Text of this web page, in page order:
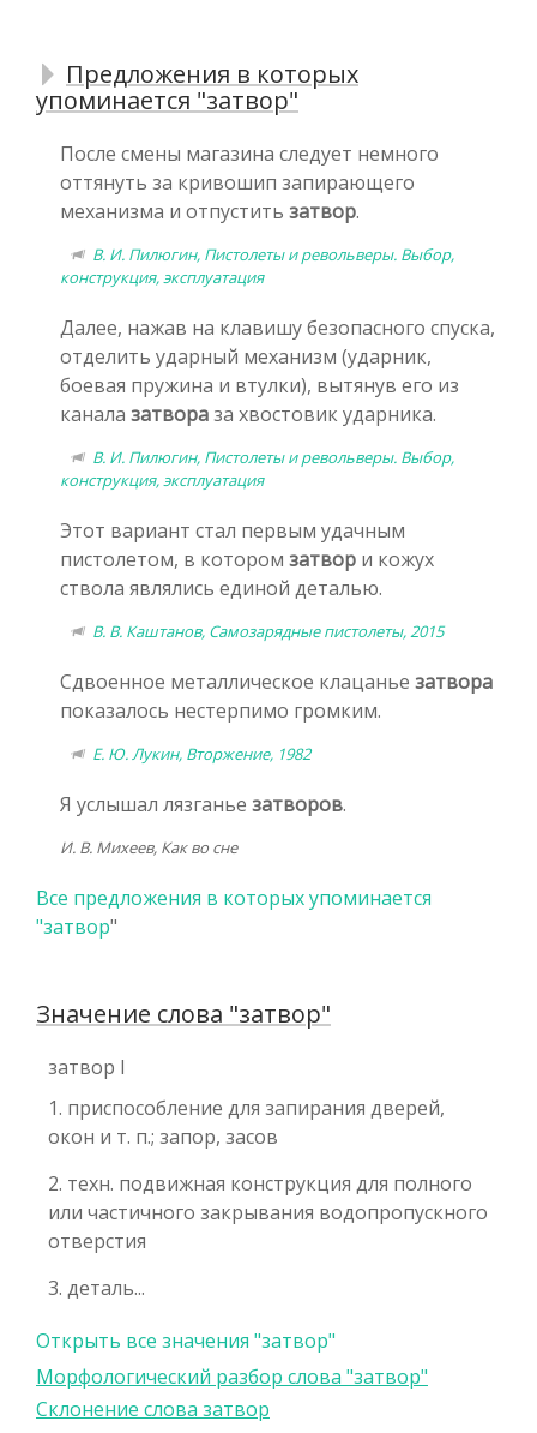
Предложения в которых
упоминается "затвор"
После смены магазина следует немного
оттянуть за кривошип запирающего
механизма и отпустить затвор.
В. И. Пилюгин, Пистолеты и револьверы. Выбор,
конструкция, эксплуатация
Далее, нажав на клавишу безопасного спуска,
отделить ударный механизм (ударник,
боевая пружина и втулки), вытянув его из
канала затвораза хвостовик ударника.
В. И. Пилюгин, Пистолеты и револьверы. Выбор,
конструкция, эксплуатация
Этот вариант стал первым удачным
пистолетом, в котором затвор и кожух
ствола являлись единой деталью.
В. В. Каштанов, Самозарядные пистолеты, 2015
Сдвоенное металлическое клацанье затвора
показалось нестерпимо громким.
Е. Ю. Лукин, Вторжение, 1982
Я услышал лязганье затворов.
И. В. Михеев, Как во сне
Все предложения в которых упоминается
"затвор"
Значение слова "затвор"
затвор I
1. приспособление для запирания дверей,
окон и т. п.; запор, засов
2. техн. подвижная конструкция для полного
или частичного закрывания водопропускного
отверстия
3. деталь...
Открыть все значения "затвор"
Морфологический разбор слова "затвор"
Склонение слова затвор